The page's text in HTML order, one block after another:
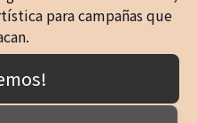
para campañas que